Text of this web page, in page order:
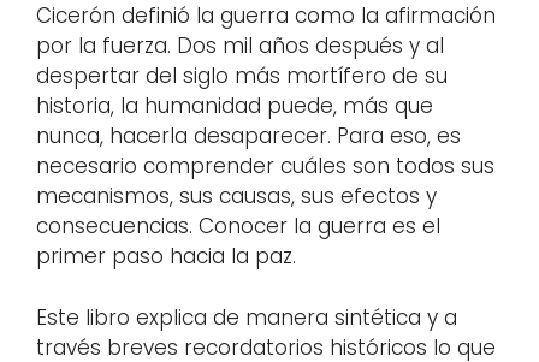
Cicerón definió la guerra como la afirmación
por la fuerza. Dos mil años después y al
despertar del siglo más mortífero de su
historia, la humanidad puede, más que
nunca, hacerla desaparecer. Para eso, es
necesario comprender cuáles son todos sus
mecanismos, sus causas, sus efectos y
consecuencias. Conocer la guerra es el
primer paso hacia la paz.
Este libro explica de manera sintética y a
través breves recordatorios históricos lo que